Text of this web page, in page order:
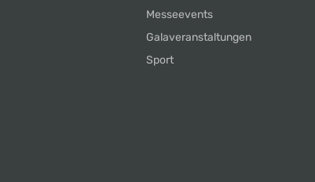
Messeevents
Galaveranstaltungen
Sport